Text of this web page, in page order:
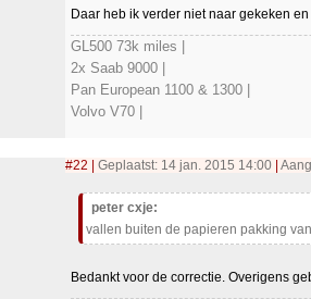
Daar heb ik verder niet naar gekeken
GL500 73k miles |
2x Saab 9000 |
Pan European 1100 & 1300 |
Volvo V70 |
#22 Geplaatst: 14 jan. 2015 14:00
peter cxje:
vallen buiten de papieren pakking
Bedankt voor de correctie. Overigens